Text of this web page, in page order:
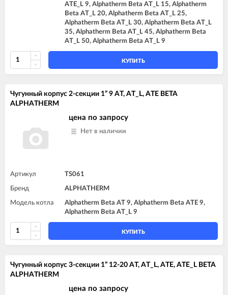
ATE_L 9, Alphatherm Beta AT_L 15, Alphatherm
Beta AT_L 20, Alphatherm Beta AT_L 25,
Alphatherm Beta AT_L 30, Alphatherm Beta AT_L
35, Alphatherm Beta AT_L 45, Alphatherm Beta
AT_L 50, Alphatherm Beta AT_L 9
КУПИТЬ
Чугунный корпус 2-секции 1” 9 AT, AT_L, ATE BETA
ALPHATHERM
цена по запросу
Нет в наличии
Артикул TS061
Бренд ALPHATHERM
Модель котла
Alphatherm Beta AT 9, Alphatherm Beta ATE 9,
Alphatherm Beta AT_L 9
КУПИТЬ
Чугунный корпус 3-секции 1” 12-20 AT, AT_L, ATE, ATE_L BETA
ALPHATHERM
цена по запросу